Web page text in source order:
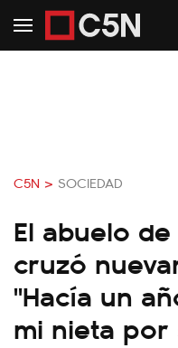
C5N > SOCIEDAD
El abuelo
cruzó
"Hacía un
mi nieta por